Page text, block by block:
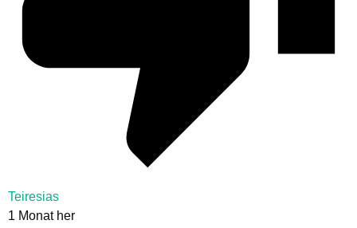
Teiresias
1 Monat her